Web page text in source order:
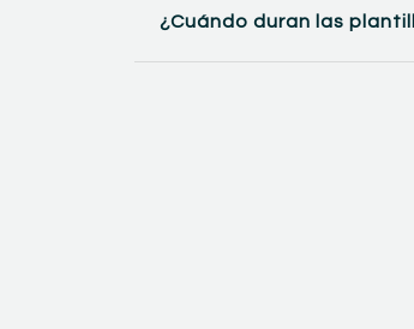
¿Cuándo duran las